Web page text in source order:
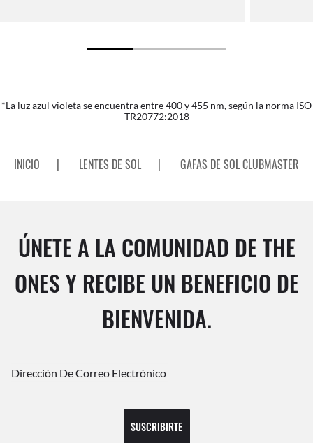
*La luz azul violeta se encuentra entre 400 y 455 nm, según la norma ISO
TR20772:2018
INICIO | LENTES DE SOL | GAFAS DE SOL CLUBMASTER
ÚNETE A LA COMUNIDAD DE THE
ONES Y RECIBE UN BENEFICIO DE
BIENVENIDA.
Dirección De Correo Electrónico
SUSCRIBIRTE